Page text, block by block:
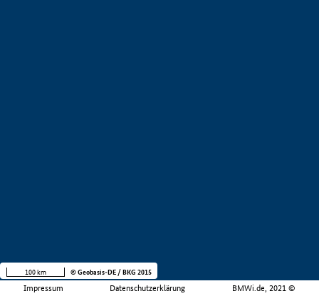
Impressum Datenschutzerklärung BMWi.de, 2021 ©
100 km © Geobasis-DE / BKG 2015